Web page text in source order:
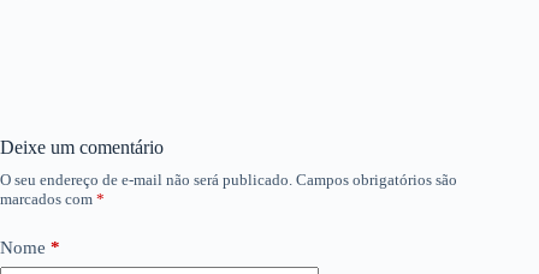
Deixe um comentário
O seu endereço de e-mail não será publicado. Campos obrigatórios são
marcados com *
Nome *